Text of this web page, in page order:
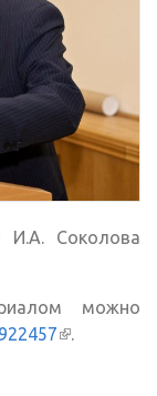
Соколова
можно
(внешняя
.